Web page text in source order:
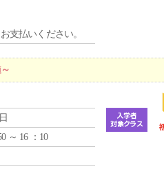
支払いください。
～ 16 ：10